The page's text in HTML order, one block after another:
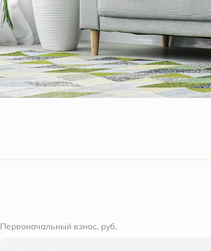
Первоначальный взнос, руб.